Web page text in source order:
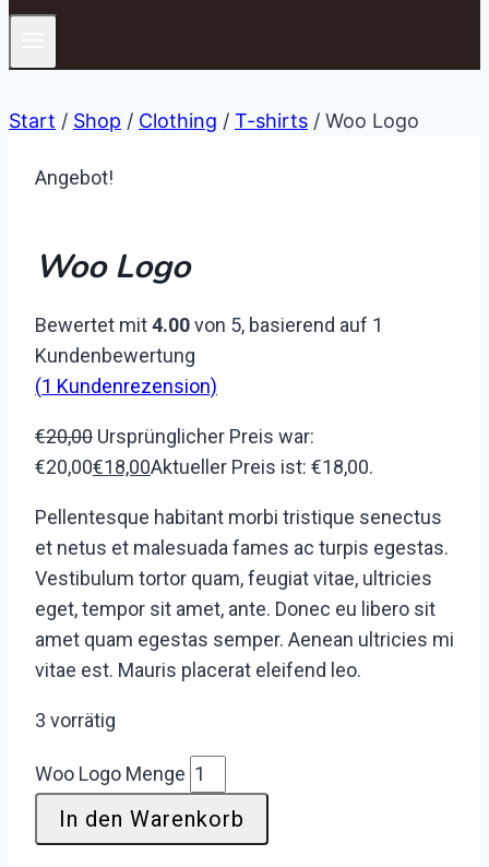
Start / Shop / Clothing / T-shirts / Woo Logo
Angebot!
Woo Logo
Bewertet mit4.00von 5, basierend auf 1
Kundenbewertung
(1 Kundenrezension)
€20,00 Ursprünglicher Preis war:
€20,00€18,00Aktueller Preis ist: €18,00.
Pellentesque habitant morbi tristique senectus
et netus et malesuada fames ac turpis egestas.
Vestibulum tortor quam, feugiat vitae, ultricies
eget, tempor sit amet, ante. Donec eu libero sit
amet quam egestas semper. Aenean ultricies mi
vitae est. Mauris placerat eleifend leo.
3 vorrätig
Woo Logo Menge
In den Warenkorb